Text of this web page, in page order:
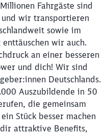
Fahrgäste sind
und wir transportieren
sowie im
wir auch.
an einer besseren
und dich! Wir sind
Deutschlands.
Auszubildende in 50
die gemeinsam
Stück besser machen
attraktive Benefits,